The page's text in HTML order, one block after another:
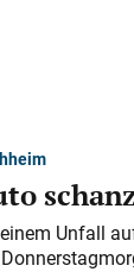
Unfall